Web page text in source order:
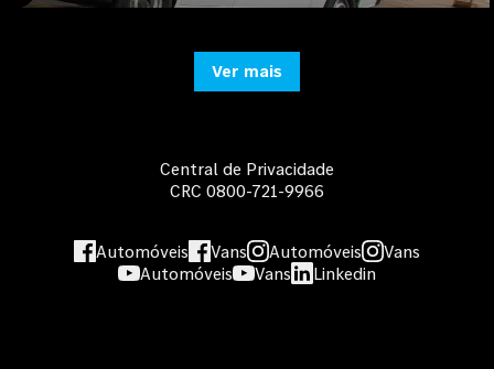
Ver mais
Central de Privacidade
CRC 0800-721-9966
Automóveis Vans Automóveis
Vans
Automóveis
Vans Linkedin